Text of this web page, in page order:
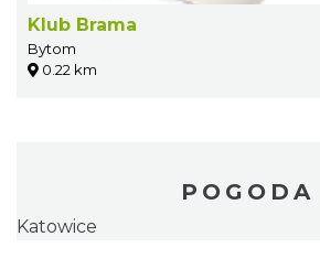
Klub Brama
Bytom
0.22 km
POGODA
Katowice